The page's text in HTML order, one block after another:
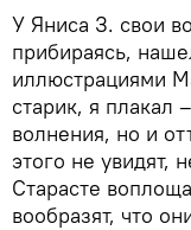
У Яниса З. свои
прибираясь,
иллюстрациями
старик, я плакал
волнения, но и
этого не увидят,
Старасте
вообразят, что